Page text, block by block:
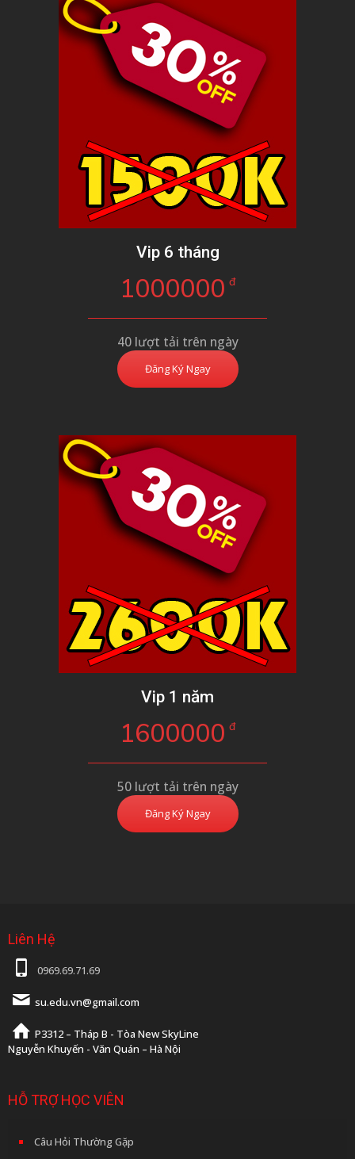
Vip 6 tháng
1000000 đ
40 lượt tải trên ngày
Đăng Ký Ngay
Vip 1 năm
1600000 đ
50 lượt tải trên ngày
Đăng Ký Ngay
Liên Hệ
0969.69.71.69
su.edu.vn@gmail.com
P3312 – Tháp B - Tòa New SkyLine
Nguyễn Khuyến - Văn Quán – Hà Nội
HỖ TRỢ HỌC VIÊN
Câu Hỏi Thường Gặp